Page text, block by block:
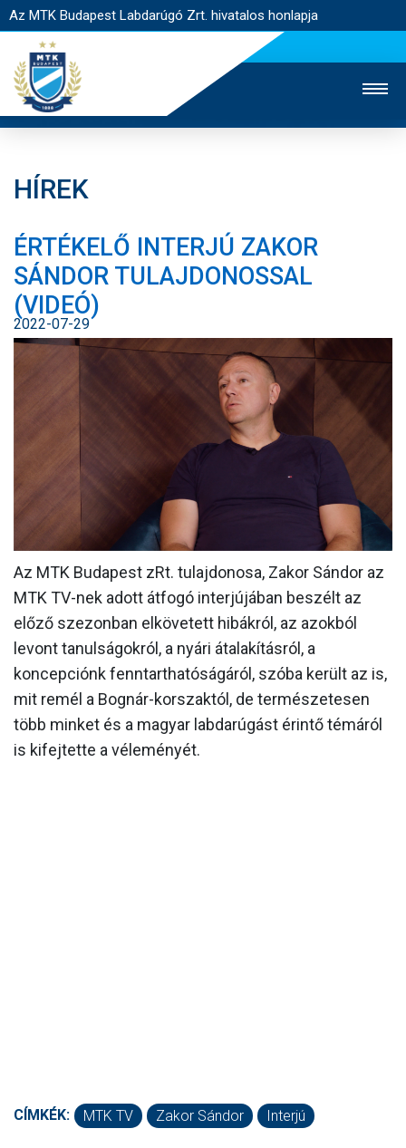
Az MTK Budapest Labdarúgó Zrt. hivatalos honlapja
JEGYÉRTÉKESÍTÉS
WEBSHOP
STADION
EGYESÜLET
KAPCSOLAT
NYITÓLAP
HÍREK
CSAPATOK
MÉRKŐZÉSEK
GALÉRIA
SZURKOLÓI ÉLMÉNYEK
AKKREDITÁCIÓ
HÍREK
ÉRTÉKELŐ INTERJÚ ZAKOR
SÁNDOR TULAJDONOSSAL
(VIDEÓ)
2022-07-29
Az MTK Budapest zRt. tulajdonosa, Zakor Sándor az
MTK TV-nek adott átfogó interjújában beszélt az
előző szezonban elkövetett hibákról, az azokból
levont tanulságokról, a nyári átalakításról, a
koncepciónk fenntarthatóságáról, szóba került az is,
mit remél a Bognár-korszaktól, de természetesen
több minket és a magyar labdarúgást érintő témáról
is kifejtette a véleményét.
CÍMKÉK: MTK TV Zakor Sándor Interjú